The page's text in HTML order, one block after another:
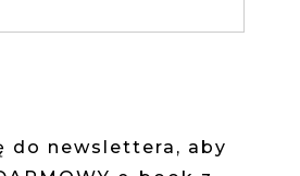
do newslettera, aby